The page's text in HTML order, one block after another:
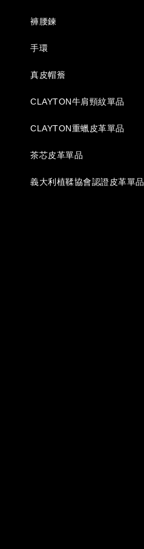
褲腰鍊
手環
真皮帽簷
CLAYTON牛肩頸紋單品
CLAYTON重蠟皮革單品
茶芯皮革單品
義大利植鞣協會認證皮革單品